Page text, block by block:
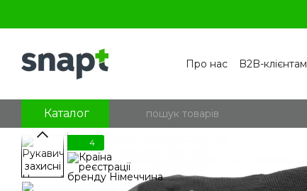
Про нас B2B-клієнтам
Блог
Каталог
4